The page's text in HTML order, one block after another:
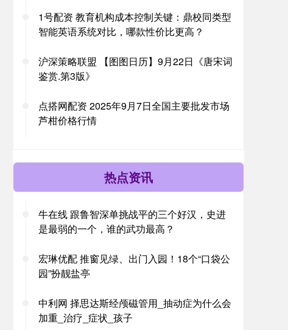
1号配资 教育机构成本控制关键：鼎校同类型
智能英语系统对比，哪款性价比更高？
沪深策略联盟 【图图日历】9月22日《唐宋词
鉴赏.第3版》
点搭网配资 2025年9月7日全国主要批发市场
芦柑价格行情
热点资讯
牛在线 跟鲁智深单挑战平的三个好汉，史进
是最弱的一个，谁的武功最高？
宏琳优配 推窗见绿、出门入园！18个“口袋公
园”扮靓盐亭
中利网 择思达斯经颅磁管用_抽动症为什么会
加重_治疗_症状_孩子